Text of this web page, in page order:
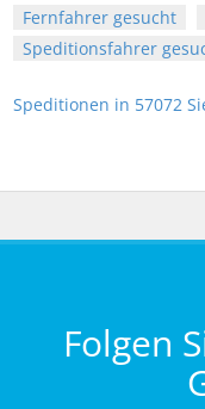
Fernfahrer gesucht
Speditionsfahrer
Speditionen in 57072
Folgen